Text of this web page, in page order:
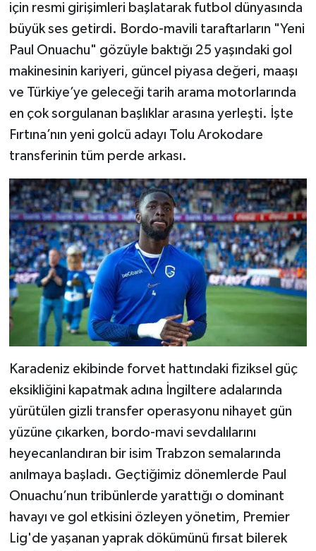
için resmi girişimleri başlatarak futbol dünyasında
büyük ses getirdi. Bordo-mavili taraftarların "Yeni
Paul Onuachu" gözüyle baktığı 25 yaşındaki gol
makinesinin kariyeri, güncel piyasa değeri, maaşı
ve Türkiye’ye geleceği tarih arama motorlarında
en çok sorgulanan başlıklar arasına yerleşti. İşte
Fırtına’nın yeni golcü adayı Tolu Arokodare
transferinin tüm perde arkası.
Karadeniz ekibinde forvet hattındaki fiziksel güç
eksikliğini kapatmak adına İngiltere adalarında
yürütülen gizli transfer operasyonu nihayet gün
yüzüne çıkarken, bordo-mavi sevdalılarını
heyecanlandıran bir isim Trabzon semalarında
anılmaya başladı. Geçtiğimiz dönemlerde Paul
Onuachu’nun tribünlerde yarattığı o dominant
havayı ve gol etkisini özleyen yönetim, Premier
Lig'de yaşanan yaprak dökümünü fırsat bilerek